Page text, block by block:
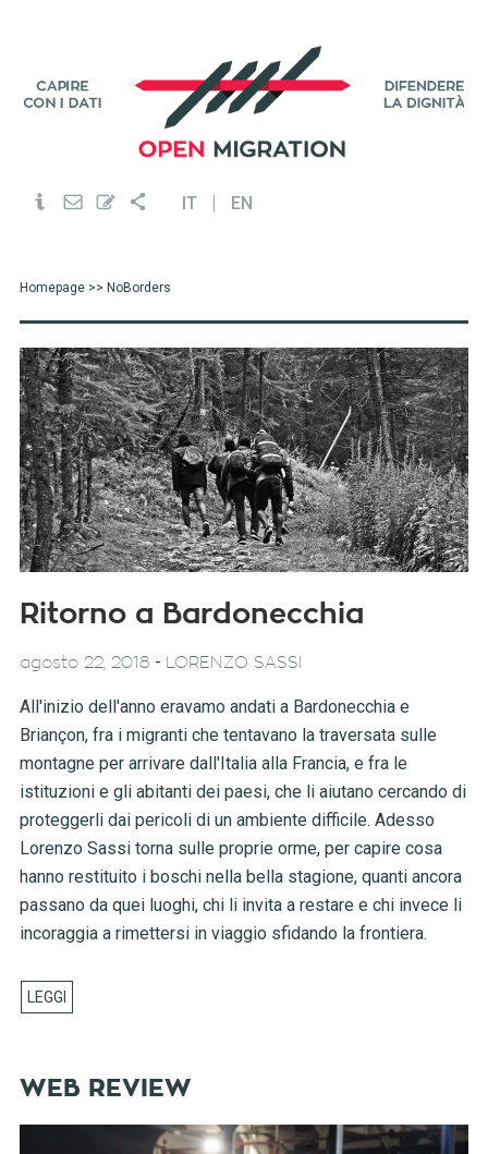
IT EN
Homepage>> NoBorders
Ritorno a Bardonecchia
agosto 22, 2018 - LORENZO SASSI
All'inizio dell'anno eravamo andati a Bardonecchia e
Briançon, fra i migranti che tentavano la traversata sulle
montagne per arrivare dall'Italia alla Francia, e fra le
istituzioni e gli abitanti dei paesi, che li aiutano cercando di
proteggerli dai pericoli di un ambiente difficile. Adesso
Lorenzo Sassi torna sulle proprie orme, per capire cosa
hanno restituito i boschi nella bella stagione, quanti ancora
passano da quei luoghi, chi li invita a restare e chi invece li
incoraggia a rimettersi in viaggio sfidando la frontiera.
WEB REVIEW